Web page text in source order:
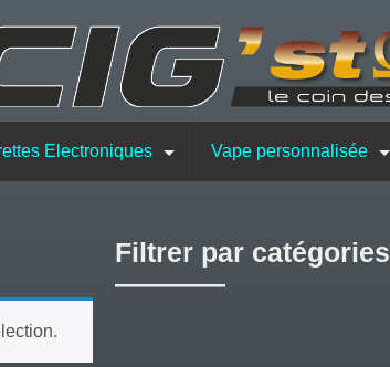
Electroniques Vape personnalisée
Filtrer par catégories